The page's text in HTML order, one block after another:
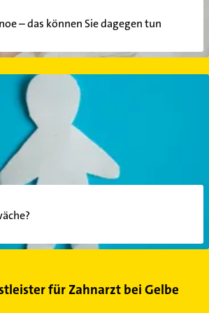
– das können Sie dagegen tun
für Zahnarzt bei Gelbe